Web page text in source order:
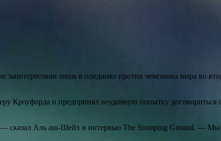
лишь в поединке против чемпиона мира во
Кроуфорда и предпринял неудачную попытку
сказал Аль аш-Шейх в интервью The Stomping Ground. — Мы